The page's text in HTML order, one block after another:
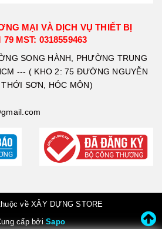
MẠI VÀ DỊCH VỤ THIẾT BỊ
MST: 0318559463
SONG HÀNH, PHƯỜNG TRUNG
--- ( KHO 2: 75 ĐƯỜNG NGUYỄN
SƠN, HÓC MÔN)
về XÂY DỰNG STORE
cấp bởiSapo